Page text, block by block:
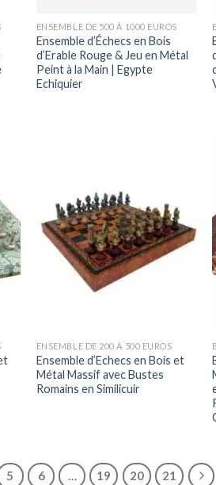
ENSEMBLE DE 500 À 1000 EUROS
Ensemble d’Échecs en Bois
d’Erable Rouge & Jeu en Métal
Peint à la Main | Egypte
Echiquier
ENSEMBLE DE 200 À 500 EUROS
Ensemble d’Echecs en Bois et
Métal Massif avec Bustes
Romains en Similicuir
5 6 … 19 20 21